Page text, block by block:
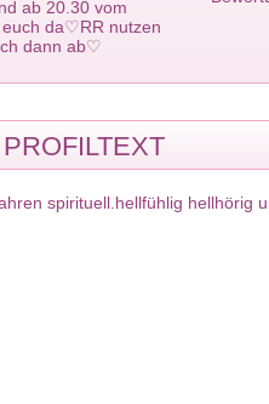
ab 20.30 vom
da♡RR nutzen
dann ab♡
PROFILTEXT
spirituell.hellfühlig hellhörig